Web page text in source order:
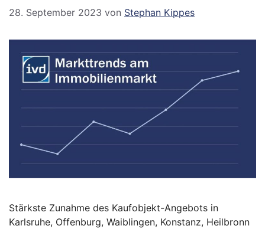
28. September 2023 von Stephan Kippes
Stärkste Zunahme des Kaufobjekt-Angebots in
Karlsruhe, Offenburg, Waiblingen, Konstanz, Heilbronn